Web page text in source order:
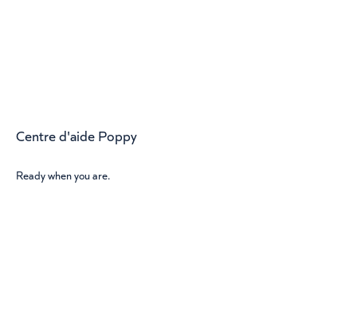
Centre d'aide Poppy
Ready when you are.